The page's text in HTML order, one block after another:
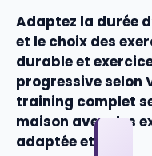
Adaptez la durée
et le choix des
durableet
progressiveselon
training complet
maison avec des
adaptéeet